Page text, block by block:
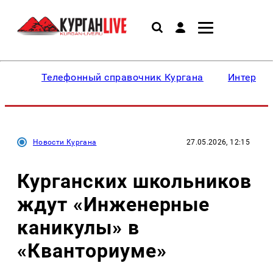
Телефонный справочник Кургана
Новости Кургана 27.05.2026, 12:15
Курганских школьников
ждут «Инженерные
каникулы» в
«Кванториуме»